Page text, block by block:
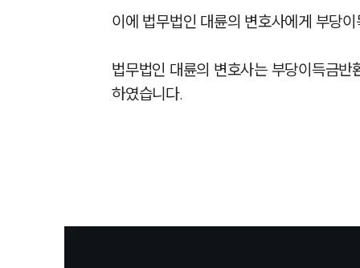
이에 법무법인 대륜의 변호사에게 부당
법무법인 대륜의 변호사는 부당이득금
하였습니다.